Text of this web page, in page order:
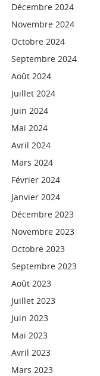
Décembre 2024
Novembre 2024
Octobre 2024
Septembre 2024
Août 2024
Juillet 2024
Juin 2024
Mai 2024
Avril 2024
Mars 2024
Février 2024
Janvier 2024
Décembre 2023
Novembre 2023
Octobre 2023
Septembre 2023
Août 2023
Juillet 2023
Juin 2023
Mai 2023
Avril 2023
Mars 2023